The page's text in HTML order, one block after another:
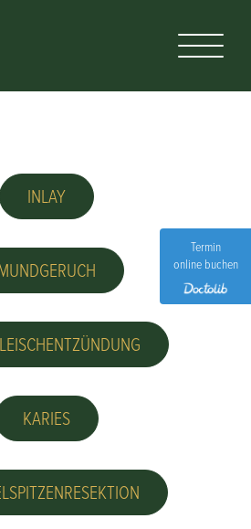
INLAY
KARIES
Termin
online buchen